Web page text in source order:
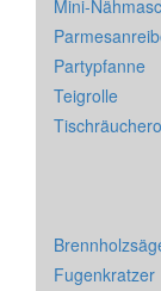
Mini-
Partypfanne
Teigrolle
Fugenkratzer